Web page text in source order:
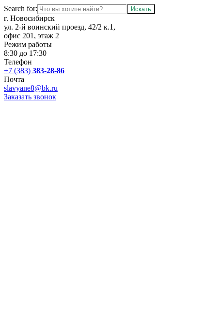
Search for:
г. Новосибирск
ул. 2-й воинский проезд, 42/2 к.1,
офис 201, этаж 2
Режим работы
8:30 до 17:30
Телефон
+7 (383) 383-28-86
Почта
slavyane8@bk.ru
Заказать звонок